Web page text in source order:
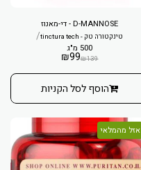
D-MANNOSE - די-מאנוז
טינקטורה טק - tinctura tech /
500 מ"ג
₪139
₪99
הוסף לסל הקניות
אזל מהמלאי